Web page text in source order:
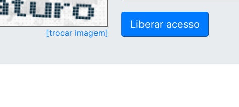
[trocar imagem]